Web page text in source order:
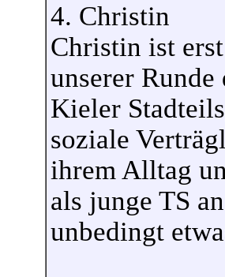
4. Christin
Christin ist
unserer
Kieler
soziale
ihrem Alltag
als junge TS
unbedingt